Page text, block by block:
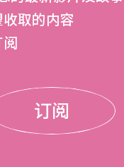
取的内容
订阅